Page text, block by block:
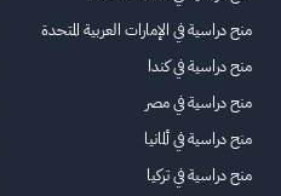
منح دراسية في الإمارات العربية المتحدة
منح دراسية في كندا
منح دراسية في مصر
منح دراسية في ألمانيا
منح دراسية في تركيا